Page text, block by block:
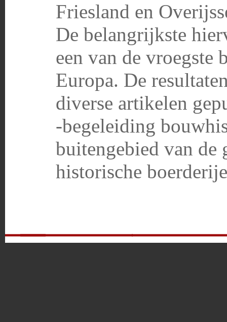
Friesland en
De belangrijkste
een van de vroegste
Europa. De
diverse artikelen
-begeleiding
buitengebied van de
historische